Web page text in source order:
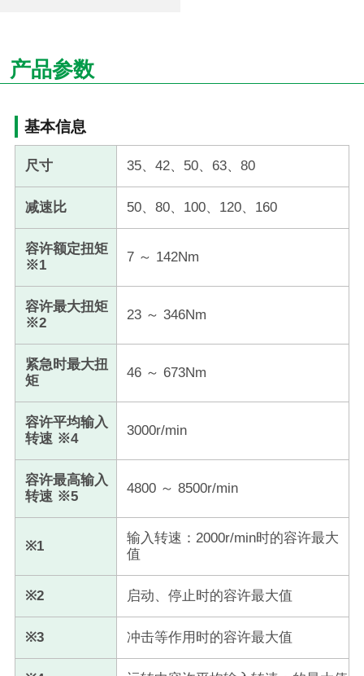
产品参数
基本信息
尺寸 35、42、50、63、80
减速比 50、80、100、120、160
容许额定扭矩
※1
7 ～ 142Nm
容许最大扭矩
※2
23 ～ 346Nm
紧急时最大扭
矩
46 ～ 673Nm
容许平均输入
转速 ※4
3000r/min
容许最高输入
转速 ※5
4800 ～ 8500r/min
※1
输入转速：2000r/min时的容许最大
值
※2 启动、停止时的容许最大值
※3 冲击等作用时的容许最大值